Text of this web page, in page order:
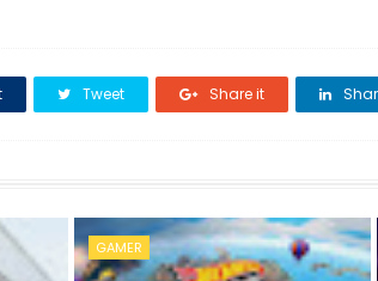
Tweet Share it
GAMER